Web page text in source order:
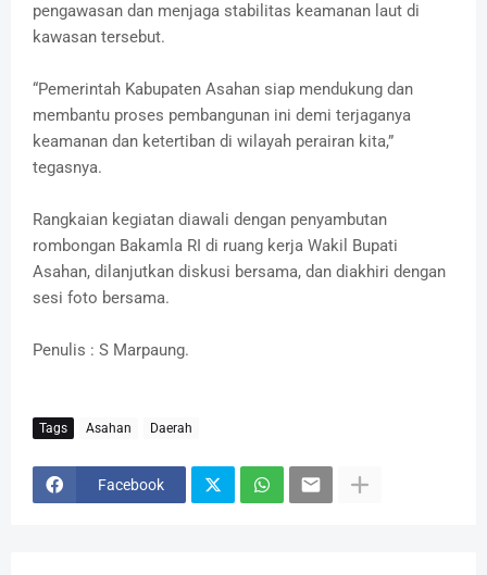
pengawasan dan menjaga stabilitas keamanan laut di
kawasan tersebut.
“Pemerintah Kabupaten Asahan siap mendukung dan
membantu proses pembangunan ini demi terjaganya
keamanan dan ketertiban di wilayah perairan kita,”
tegasnya.
Rangkaian kegiatan diawali dengan penyambutan
rombongan Bakamla RI di ruang kerja Wakil Bupati
Asahan, dilanjutkan diskusi bersama, dan diakhiri dengan
sesi foto bersama.
Penulis : S Marpaung.
Tags Asahan Daerah
Facebook